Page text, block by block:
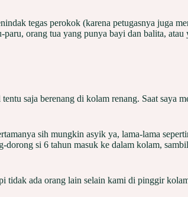
tegas perokok (karena petugasnya juga
orang tua yang punya bayi dan balita,
saja berenang di kolam renang. Saat saya
sih mungkin asyik ya, lama-lama
si 6 tahun masuk ke dalam kolam,
tidak ada orang lain selain kami di pinggir